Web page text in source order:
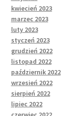
kwiecień 2023
marzec 2023
luty 2023
styczeń 2023
grudzień 2022
listopad 2022
październik 2022
wrzesień 2022
sierpień 2022
lipiec 2022